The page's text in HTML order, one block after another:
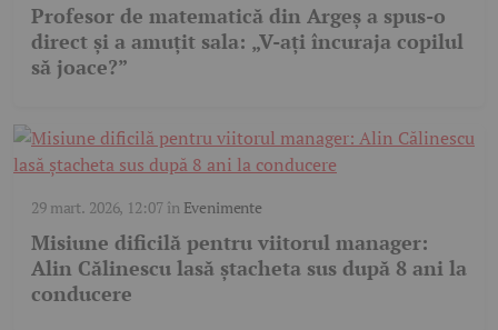
Profesor de matematică din Argeș a spus-o
direct și a amuțit sala: „V-ați încuraja copilul
să joace?”
29 mart. 2026, 12:07în Evenimente
Misiune dificilă pentru viitorul manager:
Alin Călinescu lasă ștacheta sus după 8 ani la
conducere